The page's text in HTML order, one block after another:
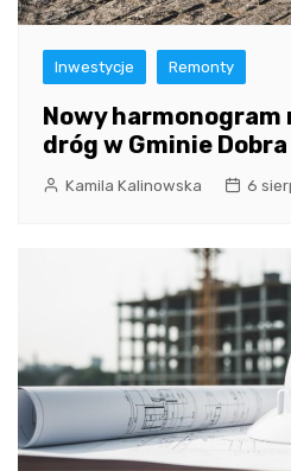
Inwestycje Remonty
Nowy
dróg w Gminie Dobra
Kamila Kalinowska 6